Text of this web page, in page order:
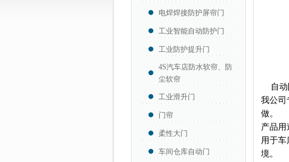
电焊焊接防护屏帘门
工业智能自动防护门
工业防护提升门
4S汽车店防水软帘、防
尘软帘
工业滑升门
门帘
柔性大门
车间仓库自动门
自
我公司
做。
产品用
用于车
境。